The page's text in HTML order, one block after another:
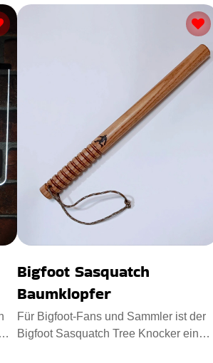
Bigfoot Sasquatch
Baumklopfer
Für Bigfoot-Fans und Sammler ist der
Bigfoot Sasquatch Tree Knocker ein